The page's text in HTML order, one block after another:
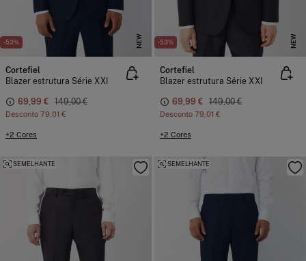
-53% NEW
Cortefiel
Blazer estrutura Série XXI
69,99 € 149,00 €
Desconto 79,01 €
+2 Cores
-53% NEW
Cortefiel
Blazer estrutura Série XXI
69,99 € 149,00 €
Desconto 79,01 €
+2 Cores
SEMELHANTE SEMELHANTE